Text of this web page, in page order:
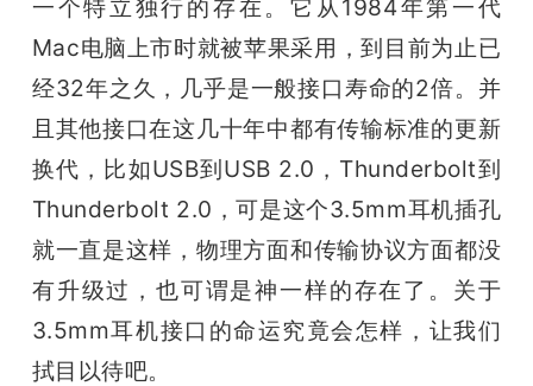
一个特立独行的存在。它从 1984年第一代
Mac电脑上市时就被苹果采用，到目前为止已
经32年之久，几乎是一般接口寿命的2倍。并
且其他接口在这几十年中都有传输标准的更新
换代，比如USB到USB 2.0，Thunderbolt到
Thunderbolt 2.0，可是这个3.5mm耳机插孔
就一直是这样，物理方面和传输协议方面都没
有升级过，也可谓是神一样的存在了。关于
3.5mm耳机接口的命运究竟会怎样，让我们
拭目以待吧。